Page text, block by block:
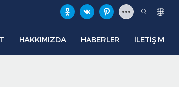
HAKKIMIZDA HABERLER İLETIŞIM